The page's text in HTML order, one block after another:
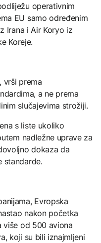
operativnim
EU samo određenim
Irana i Air Koryo iz
Koreje.
vrši prema
a ne prema
slučajevima strožiji.
s liste ukoliko
nadležne uprave za
dokaza da
standarde.
Evropska
nakon početka
više od 500 aviona
koji su bili iznajmljeni